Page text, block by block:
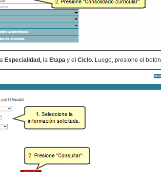
Especialidad, la Etapa y el Ciclo. Luego, presione el botón